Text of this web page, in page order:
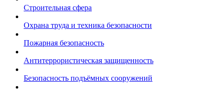
Строительная сфера
Охрана труда и техника безопасности
Пожарная безопасность
Антитеррористическая защищенность
Безопасность подъёмных сооружений